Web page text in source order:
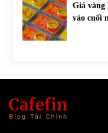
Giá vàng
vào cuối